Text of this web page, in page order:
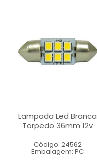
Lampada Led Branca
Torpedo 36mm 12v
Código: 24562
Embalagem: PC